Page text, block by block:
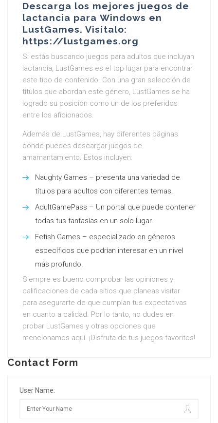
Descarga los mejores juegos de
lactancia para Windows en
LustGames. Visítalo:
https://lustgames.org
Si estás buscando juegos para adultos que incluyan
lactancia, LustGames es el top lugar para encontrar
este tipo de contenido. Con una gran selección de
títulos que abordan este género, LustGames se ha
logrado su posición como un de los preferidos
entre los aficionados.
Además de LustGames, hay diferentes páginas
donde puedes descargar juegos de
amamantamiento. Estos incluyen:
Naughty Games – presenta una variedad de
títulos para adultos con diferentes temas.
AdultGamePass – Un portal que puede contener
todas tus fantasías en un solo lugar.
Fetish Games – especializado en géneros
específicos que podrían interesar en un nivel
más profundo.
Siempre es bueno comprobar las opiniones y
calificaciones de cada sitios que planeas visitar
para asegurarte de que cumplan tus expectativas
en cuanto a calidad. Por lo tanto, no dudes en
probar LustGames y otras opciones que
mencionamos aquí. ¡Disfruta de tus juegos favoritos!
Contact Form
User Name: